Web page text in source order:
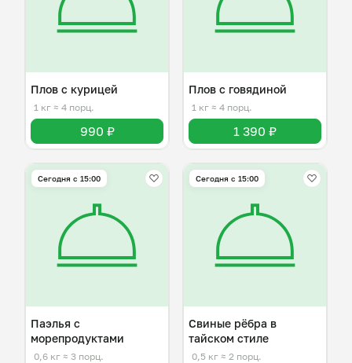
Плов с курицей
1 кг ≈ 4 порц.
990 ₽
Плов с говядиной
1 кг ≈ 4 порц.
1 390 ₽
Сегодня с 15:00
Паэлья с
морепродуктами
0,6 кг ≈ 3 порц.
Сегодня с 15:00
Свиные рёбра в
тайском стиле
0,5 кг ≈ 2 порц.